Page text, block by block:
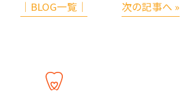
│BLOG一覧│ 次の記事へ »